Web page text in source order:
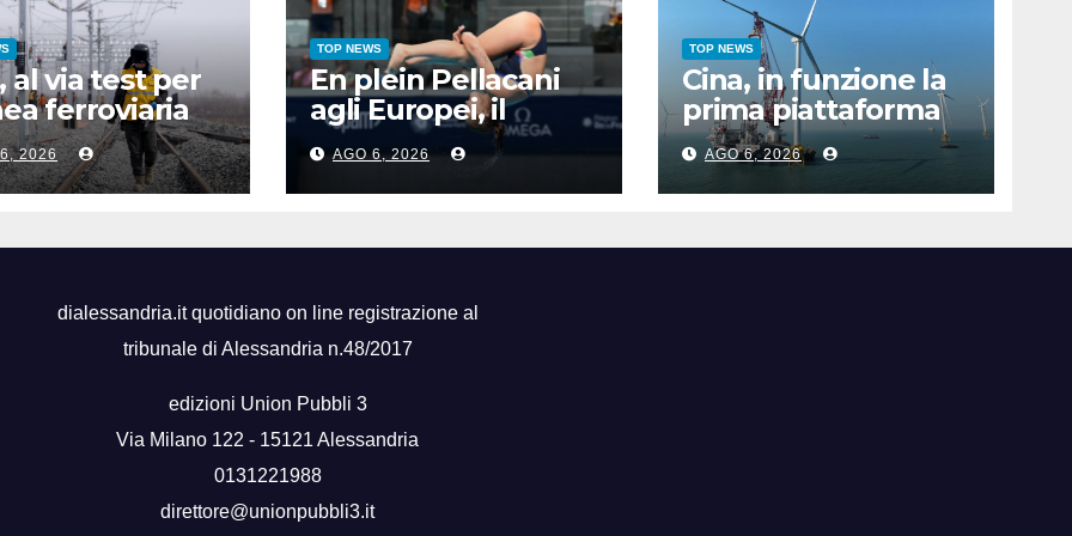
al via test per
ferroviaria
velocità in
permafrost
2026
TOP NEWS
En plein Pellacani
agli Europei, il
quinto oro arriva nel
sincro con Pizzini
AGO 6, 2026
TOP NEWS
Cina, in funzione la
prima piattaforma
eolica galleggiante
da 16 MW
AGO 6, 2026
dialessandria.it quotidiano on line registrazione al
tribunale di Alessandria n.48/2017
edizioni Union Pubbli 3
Via Milano 122 - 15121 Alessandria
0131221988
direttore@unionpubbli3.it